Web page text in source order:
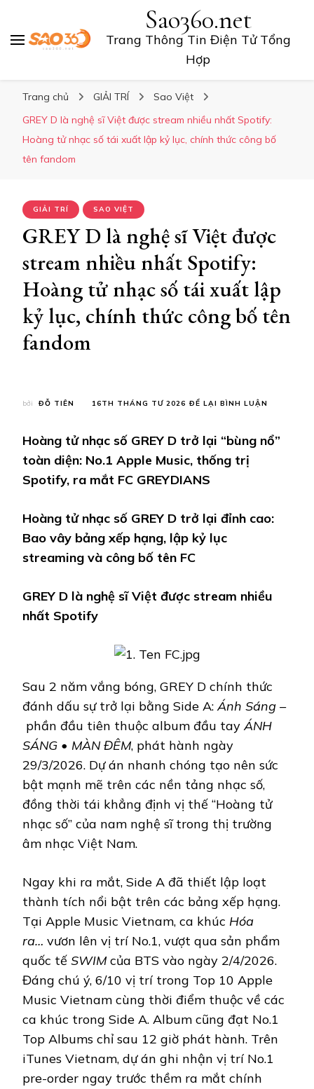
Sao360.net
Trang Thông Tin Điện Tử Tổng
Hợp
Trang chủ GIẢI TRÍ
Sao Việt
GREY D là nghệ sĩ Việt được stream nhiều nhất Spotify:
Hoàng tử nhạc số tái xuất lập kỷ lục, chính thức công bố
tên fandom
GIẢI TRÍ SAO VIỆT
GREY D là nghệ sĩ Việt được
stream nhiều nhất Spotify:
Hoàng tử nhạc số tái xuất lập
kỷ lục, chính thức công bố tên
fandom
bởi ĐỖ TIÊN 16TH THÁNG TƯ 2026 ĐỂ LẠI BÌNH LUẬN
LÀ
NHIỀU
CÔNG
BỐ
FANDOM
Hoàng tử nhạc số GREY D trở lại “bùng nổ”
toàn diện: No.1 Apple Music, thống trị
Spotify, ra mắt FC GREYDIANS
Hoàng tử nhạc số GREY D trở lại đỉnh cao:
Bao vây bảng xếp hạng, lập kỷ lục
streaming và công bố tên FC
GREY D là nghệ sĩ Việt được stream nhiều
nhất Spotify
Sau 2 năm vắng bóng, GREY D chính thức
đánh dấu sự trở lại bằng Side A:Ánh Sáng –
phần đầu tiên thuộc album đầu tayÁNH
SÁNG • MÀN ĐÊM, phát hành ngày
29/3/2026. Dự án nhanh chóng tạo nên sức
bật mạnh mẽ trên các nền tảng nhạc số,
đồng thời tái khẳng định vị thế “Hoàng tử
nhạc số” của nam nghệ sĩ trong thị trường
âm nhạc Việt Nam.
Ngay khi ra mắt, Side A đã thiết lập loạt
thành tích nổi bật trên các bảng xếp hạng.
Tại Apple Music Vietnam, ca khúc Hóa
ra… vươn lên vị trí No.1, vượt qua sản phẩm
quốc tế SWIM của BTS vào ngày 2/4/2026.
Đáng chú ý, 6/10 vị trí trong Top 10 Apple
Music Vietnam cùng thời điểm thuộc về các
ca khúc trong Side A. Album cũng đạt No.1
Top Albums chỉ sau 12 giờ phát hành. Trên
iTunes Vietnam, dự án ghi nhận vị trí No.1
pre-order ngay trước thềm ra mắt chính